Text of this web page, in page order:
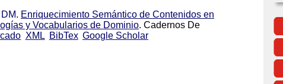
. Enriquecimiento Semántico de Contenidos en
y Vocabularios de Dominio. Cadernos De
XML BibTex Google Scholar